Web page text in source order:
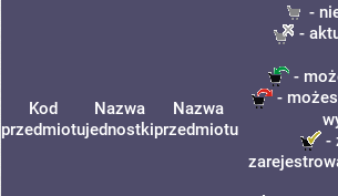
Kod
przedmiotu
Nazwa
jednostki
Nazwa
przedmiotu
-
-
-
-
-